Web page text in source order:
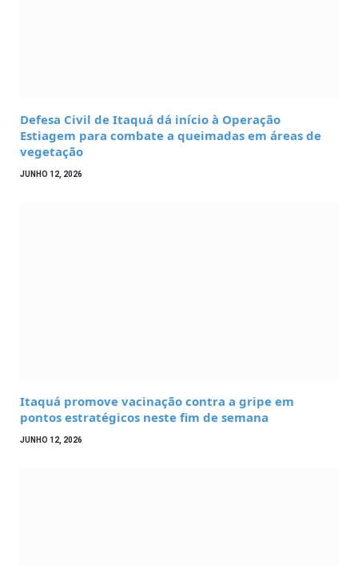
Defesa Civil de Itaquá dá início à Operação
Estiagem para combate a queimadas em áreas de
vegetação
JUNHO 12, 2026
Itaquá promove vacinação contra a gripe em
pontos estratégicos neste fim de semana
JUNHO 12, 2026